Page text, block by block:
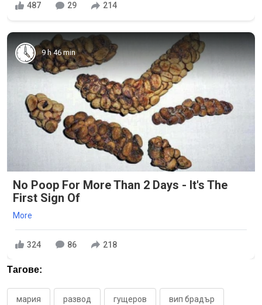
487 29 214
9 h 46 min
No Poop For More Than 2 Days - It's The
First Sign Of
More
324 86 218
Тагове:
мария развод гущеров вип брадър